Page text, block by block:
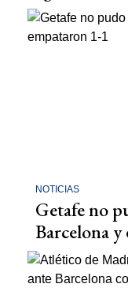
NOTICIAS
Getafe no
Barcelona